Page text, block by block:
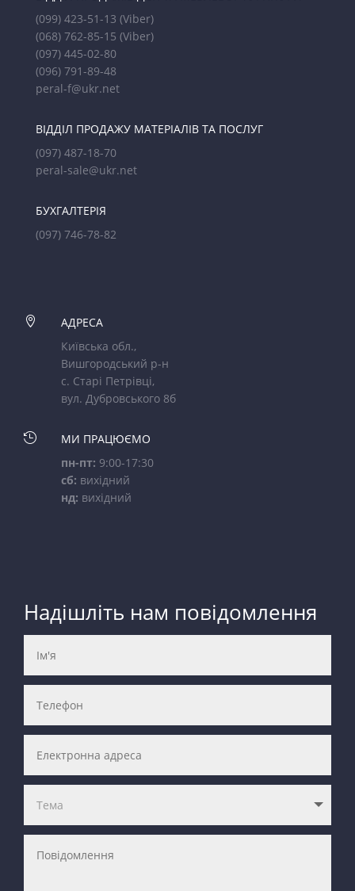
(099) 423-51-13 (Viber)
(068) 762-85-15 (Viber)
(097) 445-02-80
(096) 791-89-48
peral-f@ukr.net
ВІДДІЛ ПРОДАЖУ МАТЕРІАЛІВ ТА ПОСЛУГ
(097) 487-18-70
peral-sale@ukr.net
БУХГАЛТЕРІЯ
(097) 746-78-82

АДРЕСА
Київська обл.,
Вишгородський р-н
с. Старі Петрівці,
вул. Дубровського 8б

МИ ПРАЦЮЄМО
пн-пт: 9:00-17:30
сб: вихідний
нд: вихідний
Надішліть нам повідомлення